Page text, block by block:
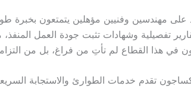
على مهندسين وفنيين مؤهلين يتمتعون بخبرة
تفصيلية وشهادات تثبت جودة العمل
في هذا القطاع لم تأتِ من فراغ، بل من التزامها
تقدم خدمات الطوارئ والاستجابة